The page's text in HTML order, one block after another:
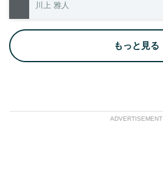
川上 雅人
もっと見る
ADVERTISEMENT